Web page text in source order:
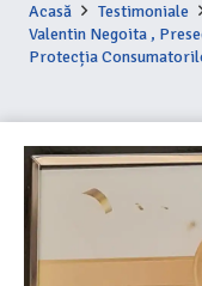
Acasă
Testimoniale
Valentin Negoita ,
Protecția